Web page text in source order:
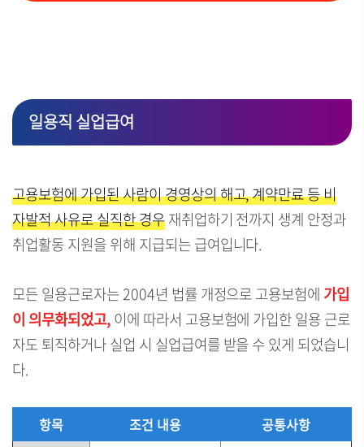
일용직 실업급여
고용보험에 가입된 사람이 경영상의 해고, 계약만료 등 비
자발적 사유로 실직한 경우재취업하기 전까지 생계 안정과
취업활동 지원을 위해 지급되는 급여입니다.
모든 일용근로자는 2004년 법률 개정으로 고용보험에 가입
이 의무화되었고,이에 따라서 고용보험에 가입한 일용 근로
자도 퇴직하거나 실업 시 실업급여를 받을 수 있게 되었습니
다.
항목 조건 내용 공통사항